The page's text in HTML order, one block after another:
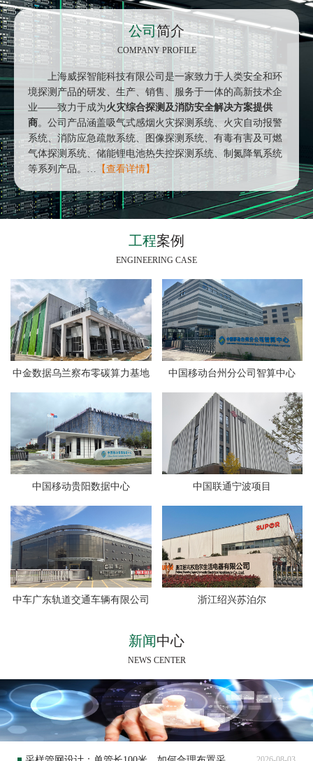
公司简介
COMPANY PROFILE
上海威探智能科技有限公司是一家致力于人类安全和环
境探测产品的研发、生产、销售、服务于一体的高新技术企
业——致力于成为火灾综合探测及消防安全解决方案提供
商。公司产品涵盖吸气式感烟火灾探测系统、火灾自动报警
系统、消防应急疏散系统、图像探测系统、有毒有害及可燃
气体探测系统、储能锂电池热失控探测系统、制氮降氧系统
等系列产品。… 【查看详情】
工程案例
ENGINEERING CASE
中金数据乌兰察布零碳算力基地 中国移动台州分公司智算中心
中国移动贵阳数据中心 中国联通宁波项目
中车广东轨道交通车辆有限公司 浙江绍兴苏泊尔
新闻中心
NEWS CENTER